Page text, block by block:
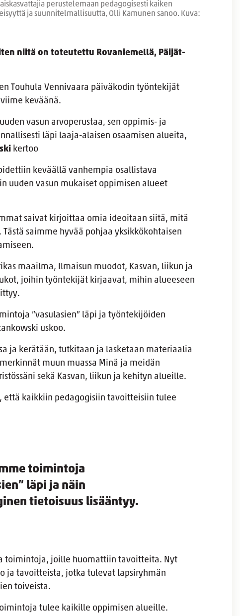
perustelemaan pedagogisesti kaiken
ja suunnitelmallisuutta, Olli Kamunen sanoo. Kuva:
niitä on toteutettu Rovaniemellä, Päijät-
Touhula Vennivaara päiväkodin työntekijät
keväänä.
vasun arvoperustaa, sen oppimis- ja
läpi laaja-alaisen osaamisen alueita,
kertoo
keväällä vanhempia osallistava
uuden vasun mukaiset oppimisen alueet
saivat kirjoittaa omia ideoitaan siitä, mitä
saimme hyvää pohjaa yksikkökohtaisen
maailma, Ilmaisun muodot, Kasvan, liikun ja
joihin työntekijät kirjaavat, mihin alueeseen
”vasulasien” läpi ja työntekijöiden
uskoo.
ja kerätään, tutkitaan ja lasketaan materiaalia
muun muassa Minä ja meidän
sekä Kasvan, liikun ja kehityn alueille.
että kaikkiin pedagogisiin tavoitteisiin tulee
toimintoja
läpi ja näin
tietoisuus lisääntyy.
toimintoja, joille huomattiin tavoitteita. Nyt
ja tavoitteista, jotka tulevat lapsiryhmän
toiveista.
tulee kaikille oppimisen alueille.